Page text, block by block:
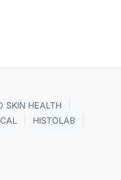
SKIN HEALTH
HISTOLAB